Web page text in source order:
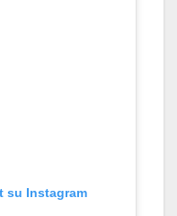
su Instagram